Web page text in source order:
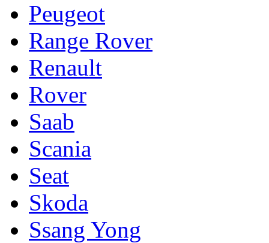
Peugeot
Range Rover
Renault
Rover
Saab
Scania
Seat
Skoda
Ssang Yong